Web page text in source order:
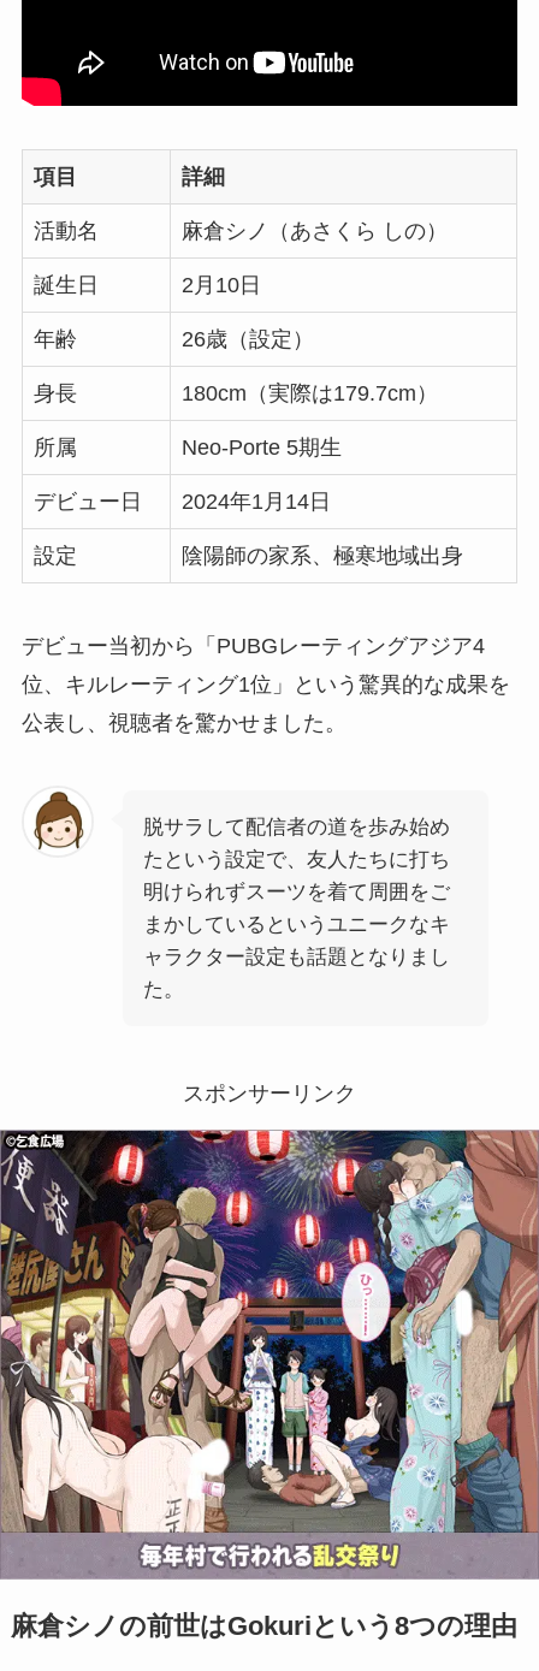
項目 詳細
活動名 麻倉シノ（あさくら しの）
誕生日 2月10日
年齢 26歳（設定）
身長 180cm（実際は179.7cm）
所属 Neo-Porte 5期生
デビュー日 2024年1月14日
設定 陰陽師の家系、極寒地域出身
デビュー当初から「PUBGレーティングアジア4
位、キルレーティング1位」という驚異的な成果を
公表し、視聴者を驚かせました。
脱サラして配信者の道を歩み始め
たという設定で、友人たちに打ち
明けられずスーツを着て周囲をご
まかしているというユニークなキ
ャラクター設定も話題となりまし
た。
スポンサーリンク
麻倉シノの前世はGokuriという8つの理由